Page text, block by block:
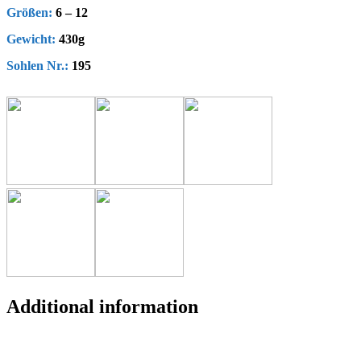
Größen: 6 – 12
Gewicht: 430g
Sohlen Nr.: 195
Additional information